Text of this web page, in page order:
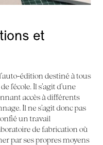
et
édition destiné à tous
l’école. Il s’agit d’une
accès à différents
Il ne s’agit donc pas
un travail
de fabrication où
par ses propres moyens